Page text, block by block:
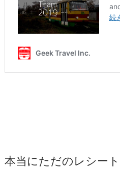
本当にただのレシート